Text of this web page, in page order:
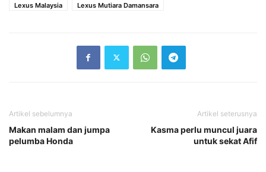
Lexus Malaysia
Lexus Mutiara Damansara
Artikel sebelumnya
Makan malam dan jumpa
pelumba Honda
Artikel seterusnya
Kasma perlu muncul juara
untuk sekat Afif